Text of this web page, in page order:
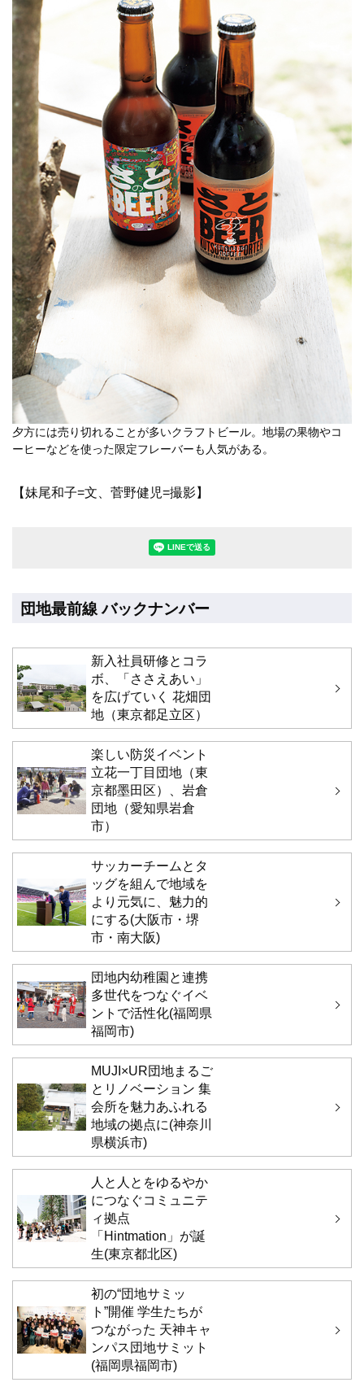
夕方には売り切れることが多いクラフトビール。地場の果物やコ
ーヒーなどを使った限定フレーバーも人気がある。
【妹尾和子=文、菅野健児=撮影】
LINEで送る(別ウィンドウで開きま
団地最前線 バックナンバー
新入社員研修とコラ
ボ、「ささえあい」
を広げていく 花畑団
地（東京都足立区）
楽しい防災イベント
立花一丁目団地（東
京都墨田区）、岩倉
団地（愛知県岩倉
市）
サッカーチームとタ
ッグを組んで地域を
より元気に、魅力的
にする(大阪市・堺
市・南大阪)
団地内幼稚園と連携
多世代をつなぐイベ
ントで活性化(福岡県
福岡市)
MUJI×UR団地まるご
とリノベーション 集
会所を魅力あふれる
地域の拠点に(神奈川
県横浜市)
人と人とをゆるやか
につなぐコミュニテ
ィ拠点
「Hintmation」が誕
生(東京都北区)
初の“団地サミッ
ト”開催 学生たちが
つながった 天神キャ
ンパス団地サミット
(福岡県福岡市)